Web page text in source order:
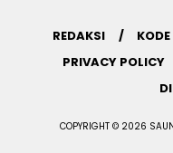
REDAKSI
PRIVACY POLICY
COPYRIGHT © 2026